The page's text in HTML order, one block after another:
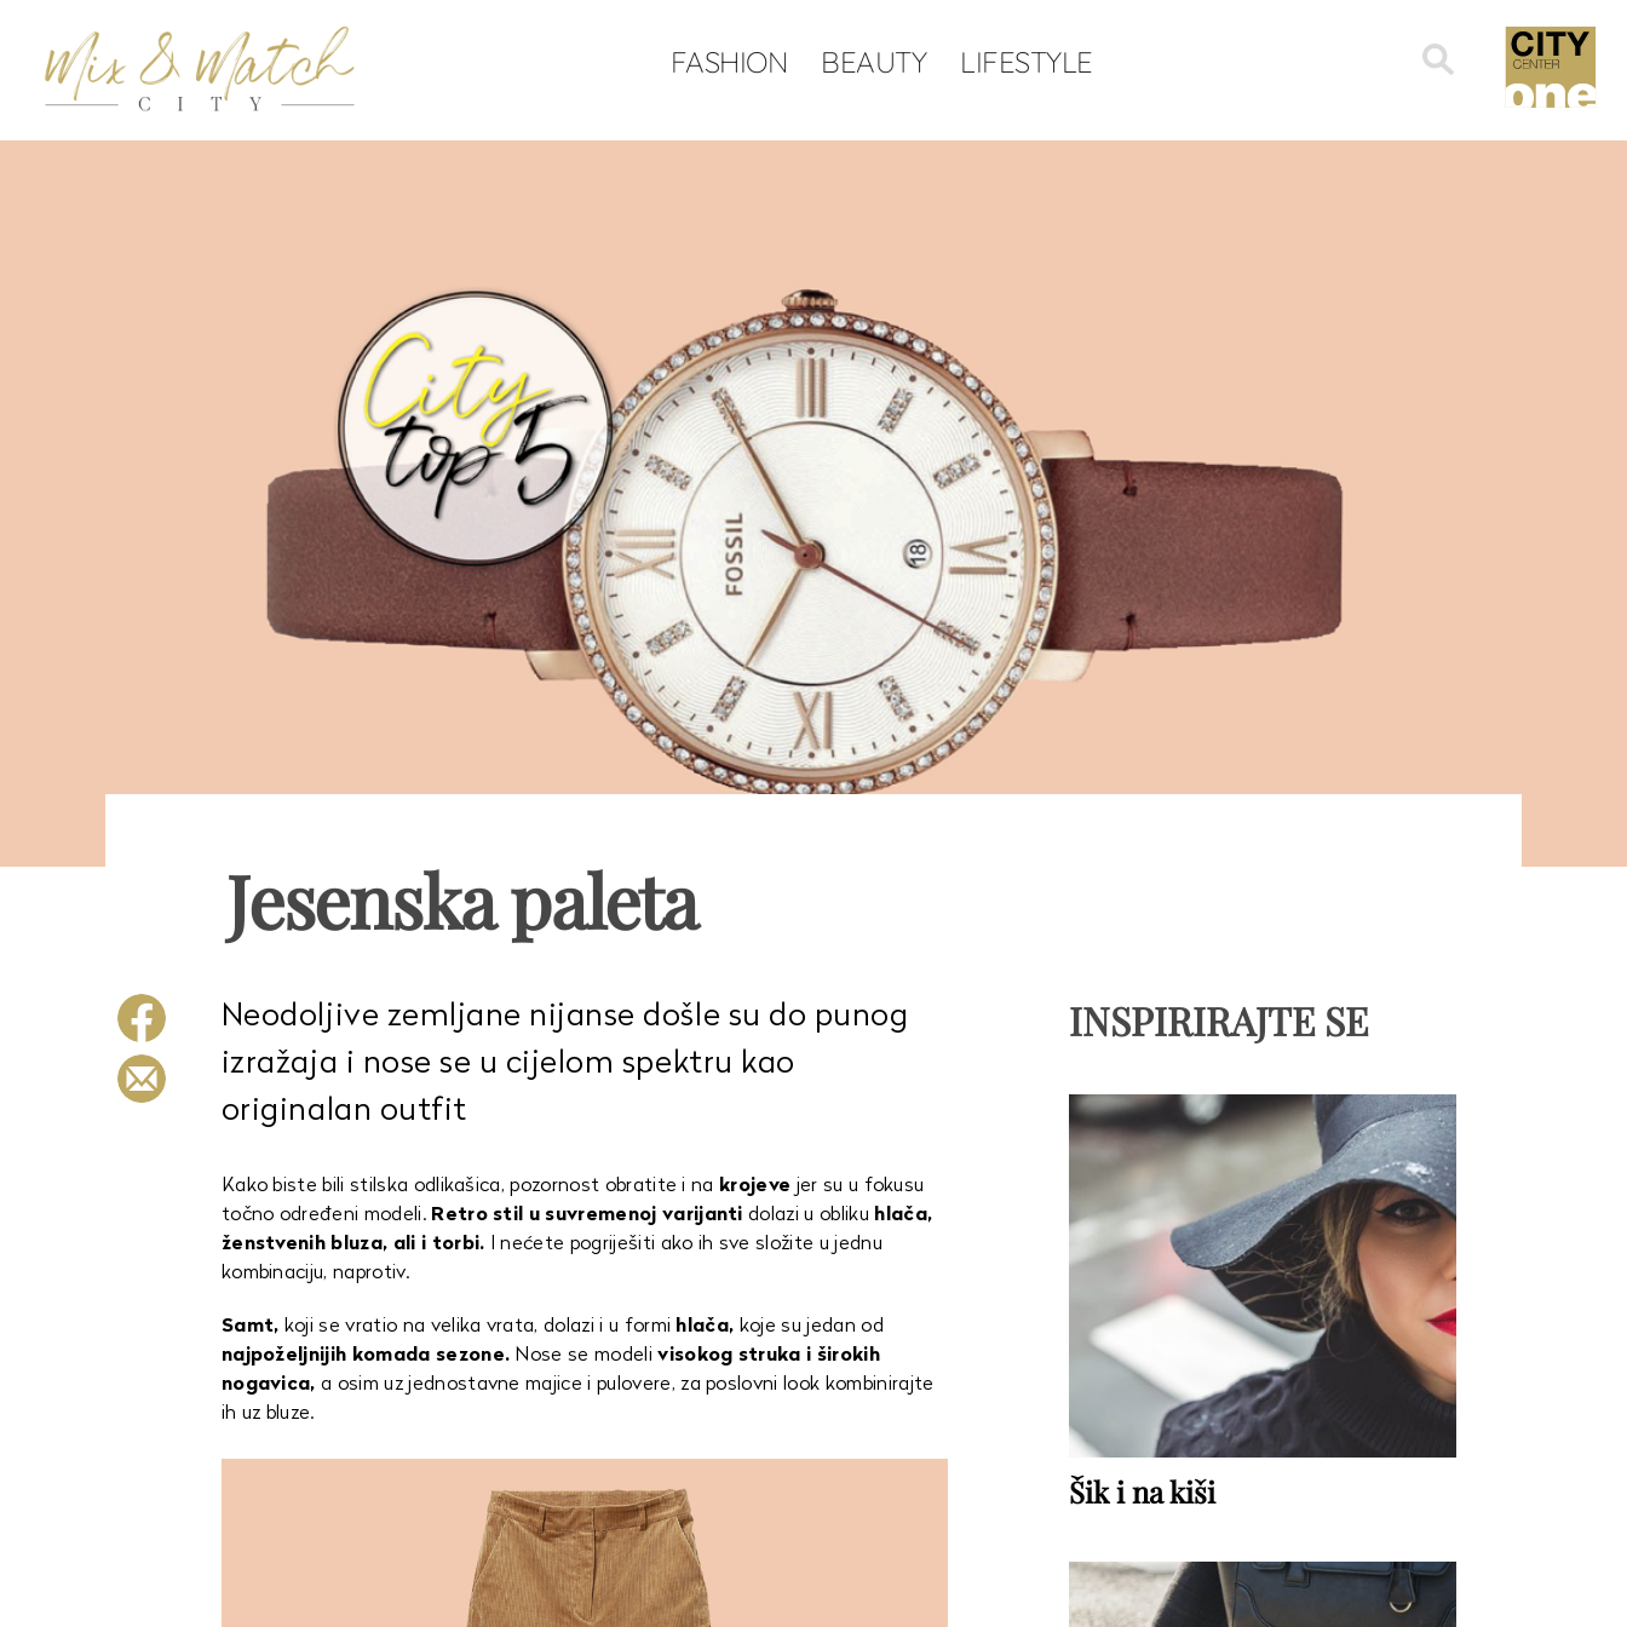
Search
for:
FASHION BEAUTY LIFESTYLE
Jesenska paleta
Neodoljive zemljane nijanse došle su do punog
izražaja i nose se u cijelom spektru kao
originalan outfit
Kako biste bili stilska odlikašica, pozornost obratite i na krojeve jer su u fokusu
točno određeni modeli. Retro stil u suvremenoj varijanti dolazi u obliku hlača,
ženstvenih bluza, ali i torbi. I nećete pogriješiti ako ih sve složite u jednu
kombinaciju, naprotiv.
Samt, koji se vratio na velika vrata, dolazi i u formi hlača, koje su jedan od
najpoželjnijih komada sezone. Nose se modelivisokog struka i širokih
nogavica, a osim uz jednostavne majice i pulovere, za poslovni look kombinirajte
ih uz bluze.
INSPIRIRAJTE SE
Šik i na kiši